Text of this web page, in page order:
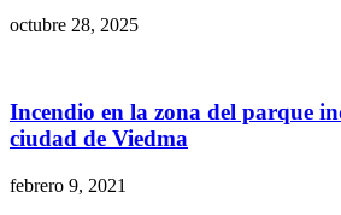
octubre 28, 2025
Incendio en la zona del parque
ciudad de Viedma
febrero 9, 2021